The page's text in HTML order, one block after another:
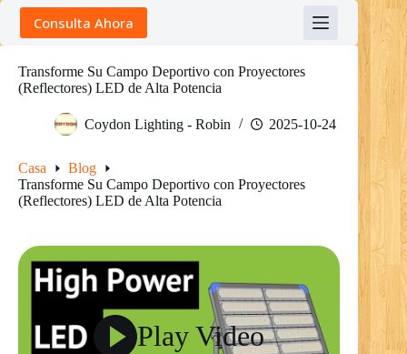
Skip
content
Consulta Ahora
Transforme Su Campo Deportivo con Proyectores
(Reflectores) LED de Alta Potencia
Coydon Lighting - Robin 2025-10-24
Casa
Blog
Transforme Su Campo Deportivo con Proyectores
(Reflectores) LED de Alta Potencia
Play Video